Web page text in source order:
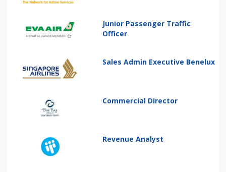
Junior Passenger Traffic
Officer
Sales Admin Executive Benelux
Commercial Director
Revenue Analyst